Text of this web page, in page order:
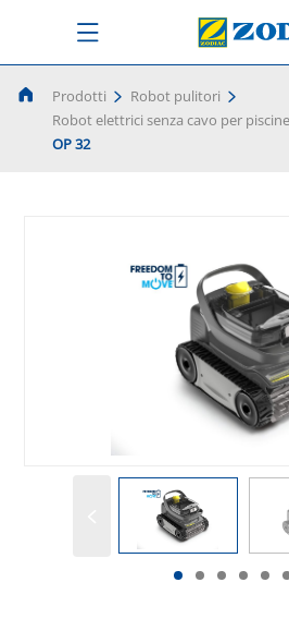
Prodotti
Robot pulitori
Robot elettrici senza cavo per
OP 32